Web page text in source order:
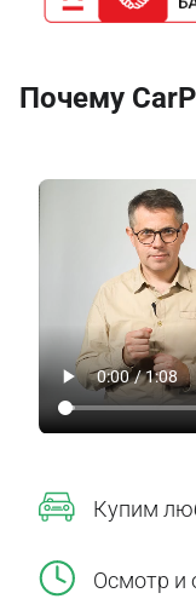
Почему
Купим
Осмотр и